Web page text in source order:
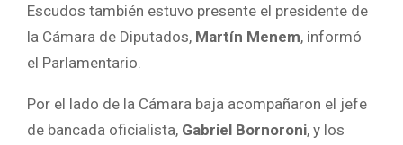
Escudos también estuvo presente el presidente de
la Cámara de Diputados, Martín Menem, informó
el Parlamentario.
Por el lado de la Cámara baja acompañaron el jefe
de bancada oficialista, Gabriel Bornoroni, y los